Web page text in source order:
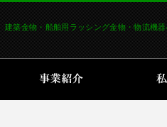
建築金物・船舶用ラッシング金物・物流機